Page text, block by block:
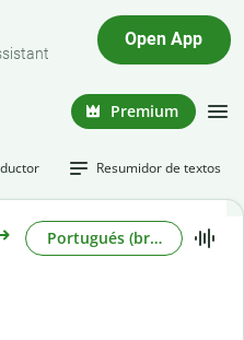
Open App
Premium
Resumidor de textos
Portugués (brasileño)